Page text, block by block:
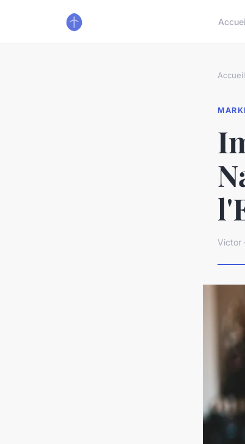
Accueil
Victor